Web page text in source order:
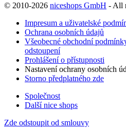
© 2010-2026 niceshops GmbH - All
Impresum a uživatelské
Ochrana osobních údajů
Všeobecné obchodní
odstoupení
Prohlášení o přístupnosti
Nastavení ochrany osobních
Storno předplatného zde
Společnost
Další nice shops
Zde odstoupit od smlouvy